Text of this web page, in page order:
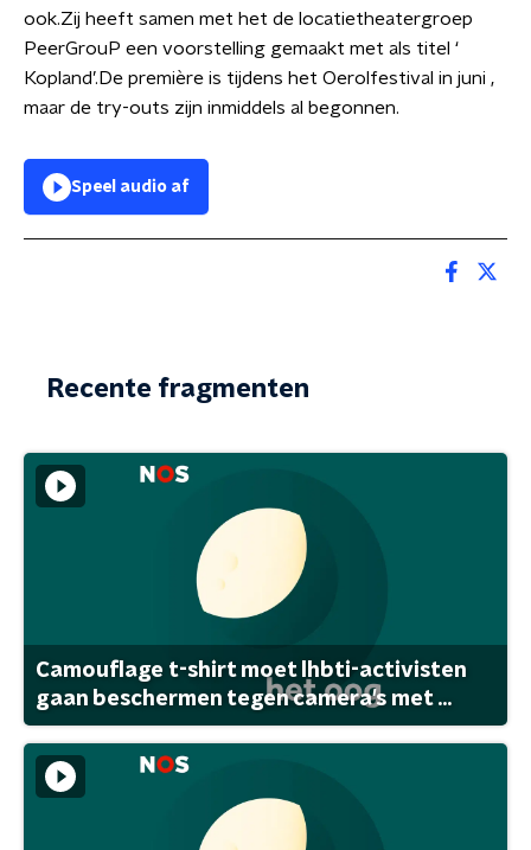
ook.Zij heeft samen met het de locatietheatergroep
PeerGrouP een voorstelling gemaakt met als titel ‘
Kopland’.De première is tijdens het Oerolfestival in juni ,
maar de try-outs zijn inmiddels al begonnen.
Speel audio af
Recente fragmenten
Camouflage t-shirt moet lhbti-activisten
gaan beschermen tegen camera's met ...